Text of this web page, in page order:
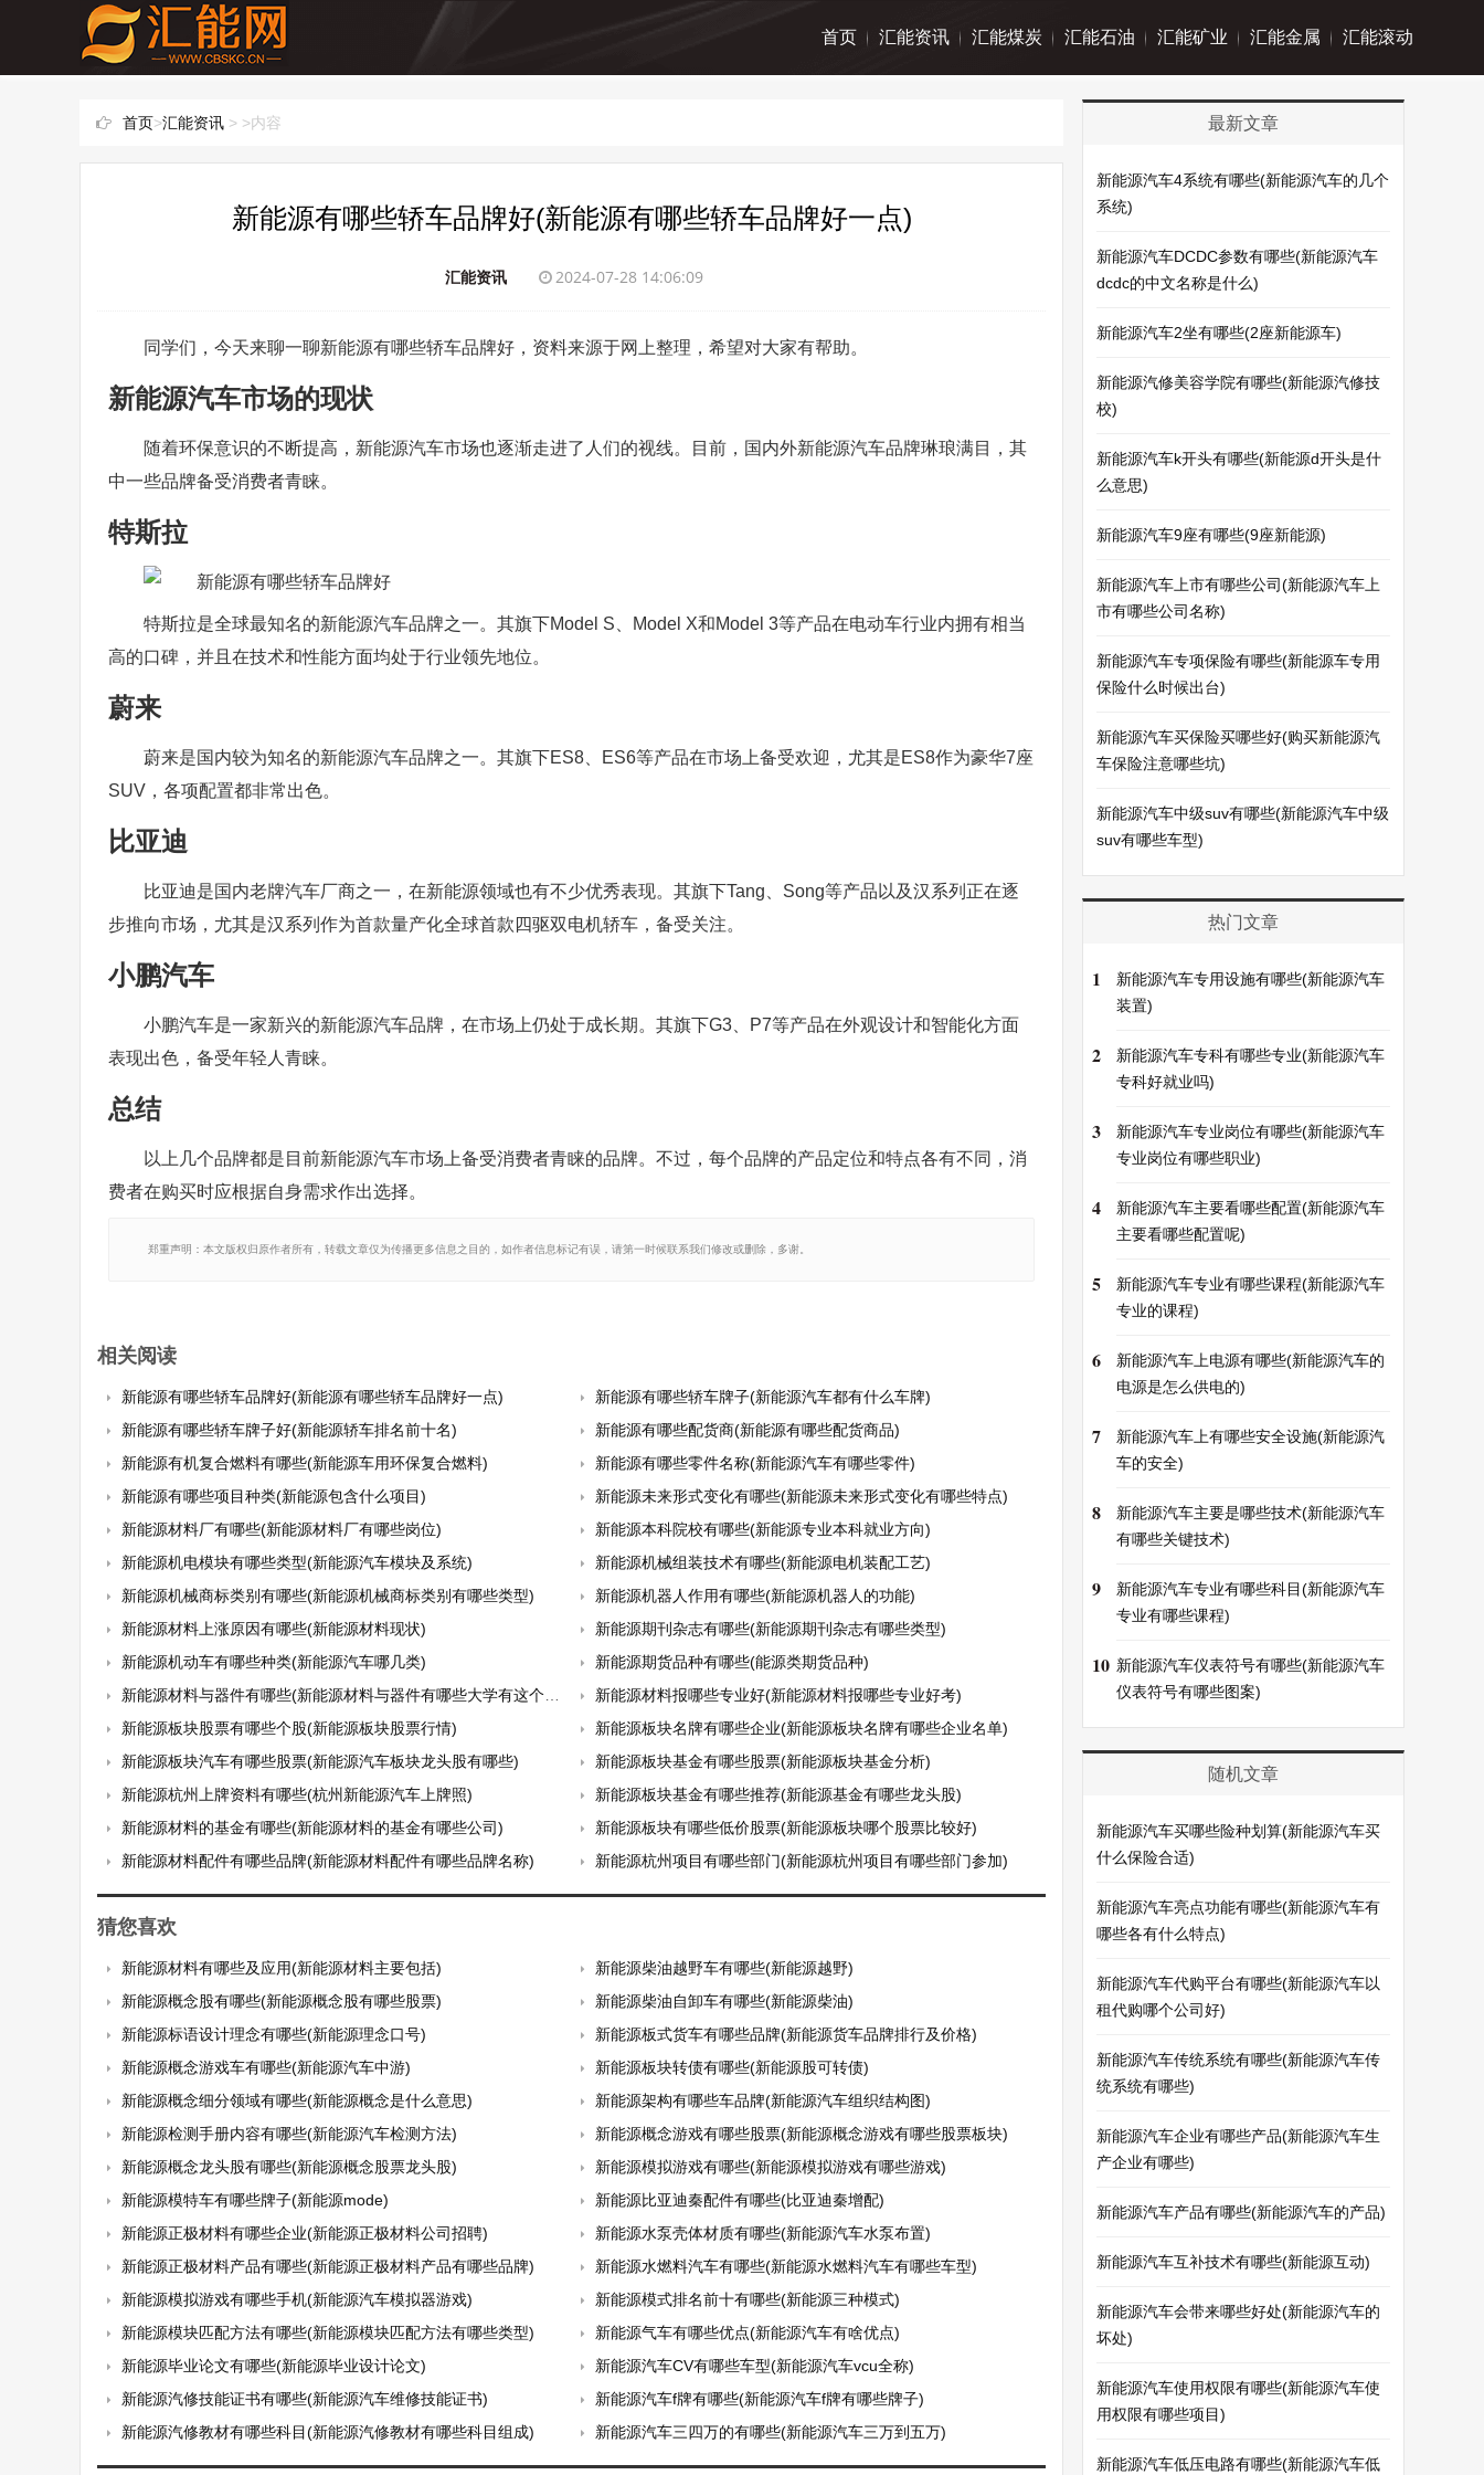
首页 汇能资讯 汇能煤炭 汇能石油 汇能矿业 汇能金属 汇能滚动
首页>汇能资讯 > >内容
新能源有哪些轿车品牌好(新能源有哪些轿车品牌好一点)
汇能资讯 2024-07-28 14:06:09
同学们，今天来聊一聊新能源有哪些轿车品牌好，资料来源于网上整理，希望对大家有帮助。
新能源汽车市场的现状
随着环保意识的不断提高，新能源汽车市场也逐渐走进了人们的视线。目前，国内外新能源汽车品牌琳琅满目，其
中一些品牌备受消费者青睐。
特斯拉
特斯拉是全球最知名的新能源汽车品牌之一。其旗下Model S、Model X和Model 3等产品在电动车行业内拥有相当
高的口碑，并且在技术和性能方面均处于行业领先地位。
蔚来
蔚来是国内较为知名的新能源汽车品牌之一。其旗下ES8、ES6等产品在市场上备受欢迎，尤其是ES8作为豪华7座
SUV，各项配置都非常出色。
比亚迪
比亚迪是国内老牌汽车厂商之一，在新能源领域也有不少优秀表现。其旗下Tang、Song等产品以及汉系列正在逐
步推向市场，尤其是汉系列作为首款量产化全球首款四驱双电机轿车，备受关注。
小鹏汽车
小鹏汽车是一家新兴的新能源汽车品牌，在市场上仍处于成长期。其旗下G3、P7等产品在外观设计和智能化方面
表现出色，备受年轻人青睐。
总结
以上几个品牌都是目前新能源汽车市场上备受消费者青睐的品牌。不过，每个品牌的产品定位和特点各有不同，消
费者在购买时应根据自身需求作出选择。
郑重声明：本文版权归原作者所有，转载文章仅为传播更多信息之目的，如作者信息标记有误，请第一时候联系我们修改或删除，多谢。
相关阅读
新能源有哪些轿车品牌好(新能源有哪些轿车品牌好一点)
新能源有哪些轿车牌子(新能源汽车都有什么车牌)
新能源有哪些轿车牌子好(新能源轿车排名前十名)
新能源有哪些配货商(新能源有哪些配货商品)
新能源有机复合燃料有哪些(新能源车用环保复合燃料)
新能源有哪些零件名称(新能源汽车有哪些零件)
新能源有哪些项目种类(新能源包含什么项目)
新能源未来形式变化有哪些(新能源未来形式变化有哪些特点)
新能源材料厂有哪些(新能源材料厂有哪些岗位)
新能源本科院校有哪些(新能源专业本科就业方向)
新能源机电模块有哪些类型(新能源汽车模块及系统)
新能源机械组装技术有哪些(新能源电机装配工艺)
新能源机械商标类别有哪些(新能源机械商标类别有哪些类型)
新能源机器人作用有哪些(新能源机器人的功能)
新能源材料上涨原因有哪些(新能源材料现状)
新能源期刊杂志有哪些(新能源期刊杂志有哪些类型)
新能源机动车有哪些种类(新能源汽车哪几类)
新能源期货品种有哪些(能源类期货品种)
新能源材料与器件有哪些(新能源材料与器件有哪些大学有这个专业)
新能源材料报哪些专业好(新能源材料报哪些专业好考)
新能源板块股票有哪些个股(新能源板块股票行情)
新能源板块名牌有哪些企业(新能源板块名牌有哪些企业名单)
新能源板块汽车有哪些股票(新能源汽车板块龙头股有哪些)
新能源板块基金有哪些股票(新能源板块基金分析)
新能源杭州上牌资料有哪些(杭州新能源汽车上牌照)
新能源板块基金有哪些推荐(新能源基金有哪些龙头股)
新能源材料的基金有哪些(新能源材料的基金有哪些公司)
新能源板块有哪些低价股票(新能源板块哪个股票比较好)
新能源材料配件有哪些品牌(新能源材料配件有哪些品牌名称)
新能源杭州项目有哪些部门(新能源杭州项目有哪些部门参加)
猜您喜欢
新能源材料有哪些及应用(新能源材料主要包括)
新能源柴油越野车有哪些(新能源越野)
新能源概念股有哪些(新能源概念股有哪些股票)
新能源柴油自卸车有哪些(新能源柴油)
新能源标语设计理念有哪些(新能源理念口号)
新能源板式货车有哪些品牌(新能源货车品牌排行及价格)
新能源概念游戏车有哪些(新能源汽车中游)
新能源板块转债有哪些(新能源股可转债)
新能源概念细分领域有哪些(新能源概念是什么意思)
新能源架构有哪些车品牌(新能源汽车组织结构图)
新能源检测手册内容有哪些(新能源汽车检测方法)
新能源概念游戏有哪些股票(新能源概念游戏有哪些股票板块)
新能源概念龙头股有哪些(新能源概念股票龙头股)
新能源模拟游戏有哪些(新能源模拟游戏有哪些游戏)
新能源模特车有哪些牌子(新能源mode)
新能源比亚迪秦配件有哪些(比亚迪秦增配)
新能源正极材料有哪些企业(新能源正极材料公司招聘)
新能源水泵壳体材质有哪些(新能源汽车水泵布置)
新能源正极材料产品有哪些(新能源正极材料产品有哪些品牌)
新能源水燃料汽车有哪些(新能源水燃料汽车有哪些车型)
新能源模拟游戏有哪些手机(新能源汽车模拟器游戏)
新能源模式排名前十有哪些(新能源三种模式)
新能源模块匹配方法有哪些(新能源模块匹配方法有哪些类型)
新能源气车有哪些优点(新能源汽车有啥优点)
新能源毕业论文有哪些(新能源毕业设计论文)
新能源汽车CV有哪些车型(新能源汽车vcu全称)
新能源汽修技能证书有哪些(新能源汽车维修技能证书)
新能源汽车f牌有哪些(新能源汽车f牌有哪些牌子)
新能源汽修教材有哪些科目(新能源汽修教材有哪些科目组成)
新能源汽车三四万的有哪些(新能源汽车三万到五万)
最新文章
新能源汽车4系统有哪些(新能源汽车的几个
系统)
新能源汽车DCDC参数有哪些(新能源汽车
dcdc的中文名称是什么)
新能源汽车2坐有哪些(2座新能源车)
新能源汽修美容学院有哪些(新能源汽修技
校)
新能源汽车k开头有哪些(新能源d开头是什
么意思)
新能源汽车9座有哪些(9座新能源)
新能源汽车上市有哪些公司(新能源汽车上
市有哪些公司名称)
新能源汽车专项保险有哪些(新能源车专用
保险什么时候出台)
新能源汽车买保险买哪些好(购买新能源汽
车保险注意哪些坑)
新能源汽车中级suv有哪些(新能源汽车中级
suv有哪些车型)
热门文章
1
新能源汽车专用设施有哪些(新能源汽车
装置)
2
新能源汽车专科有哪些专业(新能源汽车
专科好就业吗)
3
新能源汽车专业岗位有哪些(新能源汽车
专业岗位有哪些职业)
4
新能源汽车主要看哪些配置(新能源汽车
主要看哪些配置呢)
5
新能源汽车专业有哪些课程(新能源汽车
专业的课程)
6
新能源汽车上电源有哪些(新能源汽车的
电源是怎么供电的)
7
新能源汽车上有哪些安全设施(新能源汽
车的安全)
8
新能源汽车主要是哪些技术(新能源汽车
有哪些关键技术)
9
新能源汽车专业有哪些科目(新能源汽车
专业有哪些课程)
10 新能源汽车仪表符号有哪些(新能源汽车
仪表符号有哪些图案)
随机文章
新能源汽车买哪些险种划算(新能源汽车买
什么保险合适)
新能源汽车亮点功能有哪些(新能源汽车有
哪些各有什么特点)
新能源汽车代购平台有哪些(新能源汽车以
租代购哪个公司好)
新能源汽车传统系统有哪些(新能源汽车传
统系统有哪些)
新能源汽车企业有哪些产品(新能源汽车生
产企业有哪些)
新能源汽车产品有哪些(新能源汽车的产品)
新能源汽车互补技术有哪些(新能源互动)
新能源汽车会带来哪些好处(新能源汽车的
坏处)
新能源汽车使用权限有哪些(新能源汽车使
用权限有哪些项目)
新能源汽车低压电路有哪些(新能源汽车低